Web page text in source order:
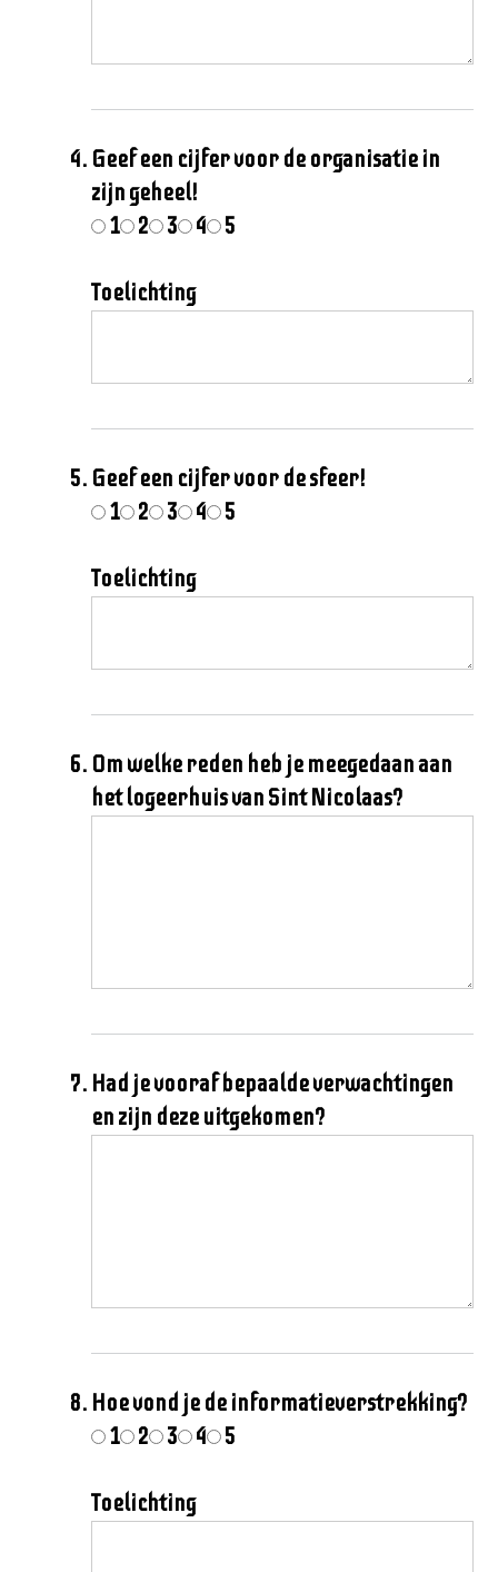
Geef een cijfer voor de organisatie in
zijn geheel!
1
2 3 4 5
Toelichting
Geef een cijfer voor de sfeer!
1
2 3 4 5
Toelichting
Om welke reden heb je meegedaan aan
het logeerhuis van Sint Nicolaas?
Had je vooraf bepaalde verwachtingen
en zijn deze uitgekomen?
Hoe vond je de informatieverstrekking?
1
2 3 4 5
Toelichting